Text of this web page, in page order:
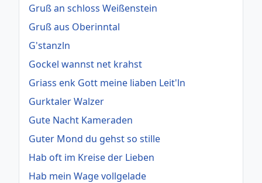
Gruß an schloss Weißenstein
Gruß aus Oberinntal
G'stanzln
Gockel wannst net krahst
Griass enk Gott meine liaben Leit'ln
Gurktaler Walzer
Gute Nacht Kameraden
Guter Mond du gehst so stille
Hab oft im Kreise der Lieben
Hab mein Wage vollgelade